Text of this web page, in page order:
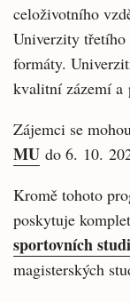
celoživotního
Univerzity třetího
formáty.
kvalitní zázemí a
Zájemci se
MU do 6. 10.
Kromě tohoto
poskytuje
sportovních
magisterských